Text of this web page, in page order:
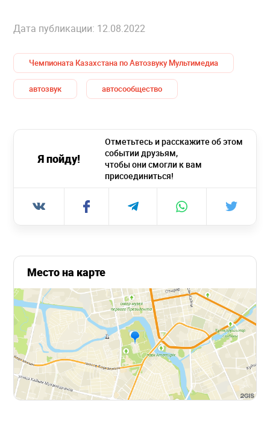
Дата публикации: 12.08.2022
Чемпионата Казахстана по Автозвуку Мультимедиа
автозвук автосообщество
Я пойду!
Отметьтесь и расскажите об этом
событии друзьям,
чтобы они смогли к вам
присоединиться!
Место на карте